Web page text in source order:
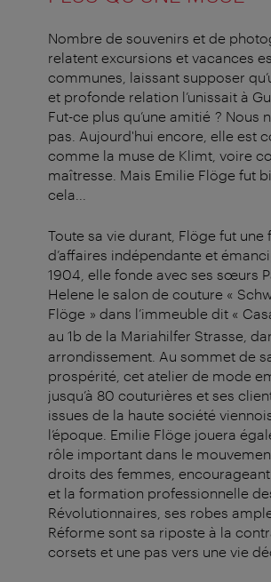
Nombre de souvenirs et de
relatent excursions et vacances
communes, laissant supposer
et profonde relation l’unissait à
Fut-ce plus qu’une amitié ? Nous
pas. Aujourd'hui encore, elle est
comme la muse de Klimt, voire
maîtresse. Mais Emilie Flöge fut
cela...
Toute sa vie durant, Flöge fut une
d’affaires indépendante et
1904, elle fonde avec ses sœurs
Helene le salon de couture «
Flöge » dans l’immeuble dit «
au 1b de la Mariahilfer Strasse,
arrondissement. Au sommet de
prospérité, cet atelier de mode
jusqu’à 80 couturières et ses
issues de la haute société
l’époque. Emilie Flöge jouera
rôle important dans le
droits des femmes, encourageant
et la formation professionnelle
Révolutionnaires, ses robes
Réforme sont sa riposte à la
corsets et une pas vers une vie